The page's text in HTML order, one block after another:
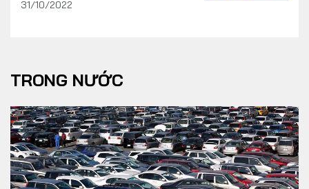
31/10/2022
TRONG NƯỚC